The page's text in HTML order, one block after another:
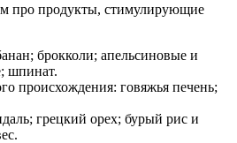
про продукты, стимулирующие
брокколи; апельсиновые и
шпинат.
происхождения: говяжья печень;
грецкий орех; бурый рис и